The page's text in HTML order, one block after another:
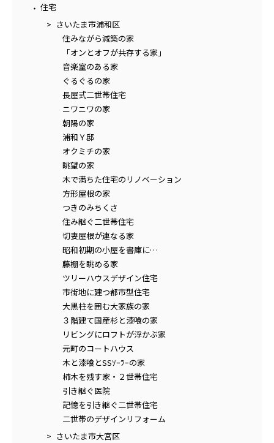
住宅
さいたま市浦和区
住みながら減築の家
「オンとオフが共存する家」
音楽室のある家
ぐるぐるの家
長屋式二世帯住宅
ニワニワの家
朝陽の家
浦和Ｙ邸
オクミチの家
眺望の家
木で満ちた住宅のリノベーション
方形屋根の家
つきのみちくさ
住み継ぐ二世帯住宅
切妻屋根が連なる家
昭和初期の小屋を書庫に…
藤棚を眺める家
ツリーハウスデザイン住宅
市街地に建つ都市型住宅
大黒柱を囲む大家族の家
３階建て国産杉と漆喰の家
リビングにロフトが浮かぶ家
元町のコートハウス
木と漆喰とSSｿｰﾗｰの家
柿木を残す家・２世帯住宅
引き継ぐ医院
記憶を引き継ぐ二世帯住宅
二世帯のデザインリフォーム
さいたま市大宮区